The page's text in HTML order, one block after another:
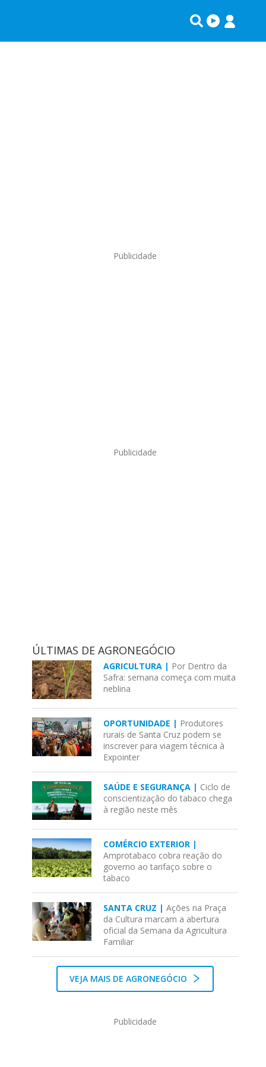
Publicidade
Publicidade
ÚLTIMAS DE AGRONEGÓCIO
AGRICULTURA | Por Dentro da
Safra: semana começa com muita
neblina
OPORTUNIDADE | Produtores
rurais de Santa Cruz podem se
inscrever para viagem técnica à
Expointer
SAÚDE E SEGURANÇA | Ciclo de
conscientização do tabaco chega
à região neste mês
COMÉRCIO EXTERIOR |
Amprotabaco cobra reação do
governo ao tarifaço sobre o
tabaco
SANTA CRUZ |Ações na Praça
da Cultura marcam a abertura
oficial da Semana da Agricultura
Familiar
VEJA MAIS DE AGRONEGÓCIO
Publicidade